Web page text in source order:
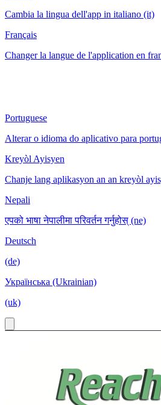
Cambia la lingua dell'app in italiano (it)
Français
Changer la langue de l'application en
Portuguese
Alterar o idioma do aplicativo para
Kreyòl Ayisyen
Chanje lang aplikasyon an an kreyòl
Nepali
एपको भाषा नेपालीमा परिवर्तन गर्नुहोस् (ne)
Deutsch
(de)
Українська (Ukrainian)
(uk)